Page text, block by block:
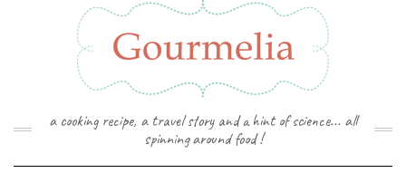
a cooking recipe, a travel story and a hint of science... all
spinning around food !